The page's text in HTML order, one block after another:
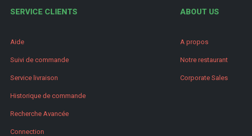
SERVICE CLIENTS
Aide
Suivi de commande
Service livraison
Historique de commande
Recherche Avancée
Connection
ABOUT US
A propos
Notre restaurant
Corporate Sales